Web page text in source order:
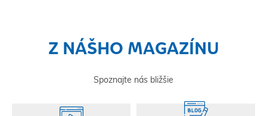
Z NÁŠHO MAGAZÍNU
Spoznajte nás bližšie